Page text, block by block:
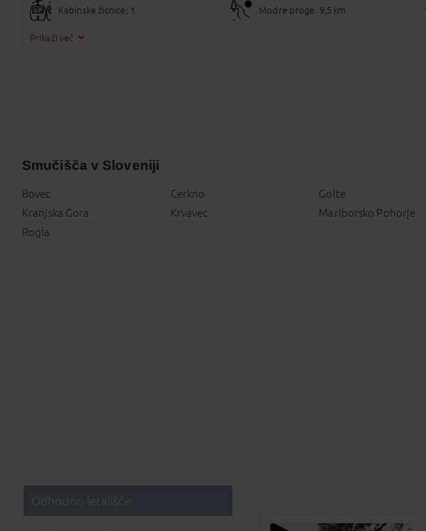
Kabinske žicnice: 1 Modre proge: 9,5 km
Prikaži več
Smučišča v Sloveniji
Bovec Cerkno
Golte
Kranjska Gora
Krvavec
Mariborsko Pohorje
Rogla
Odhodno letališče